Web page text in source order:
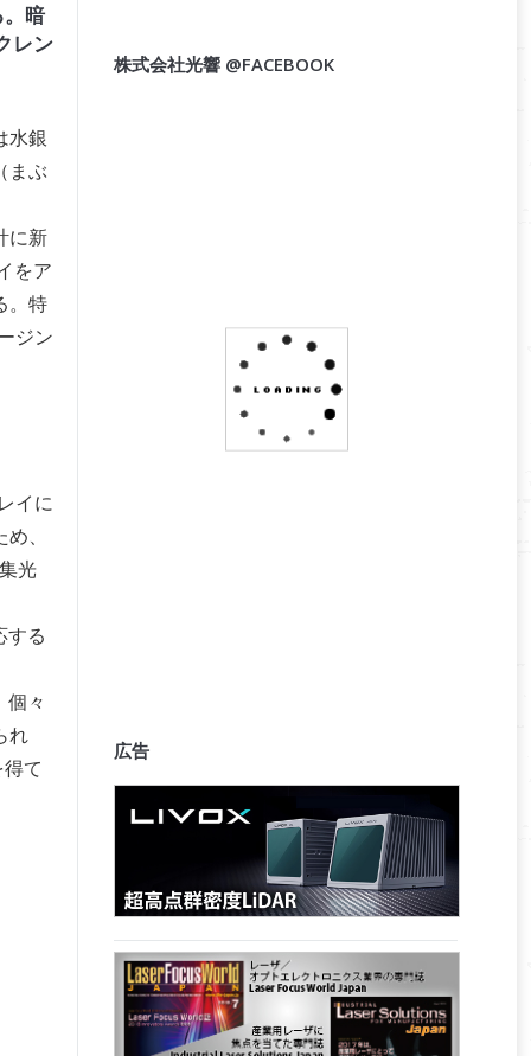
暗
レン
水銀
まぶ
に新
をア
。特
ジン
イに
、
光
する
個々
れ
て
株式会社光響 @FACEBOOK
広告